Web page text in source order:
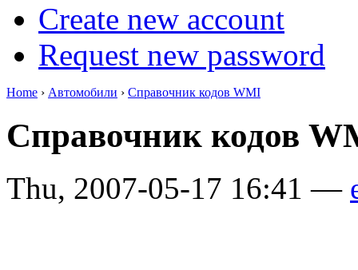
Create new account
Request new password
Home › Автомобили › Справочник кодов WMI
Справочник кодов
Thu, 2007-05-17 16:41 —